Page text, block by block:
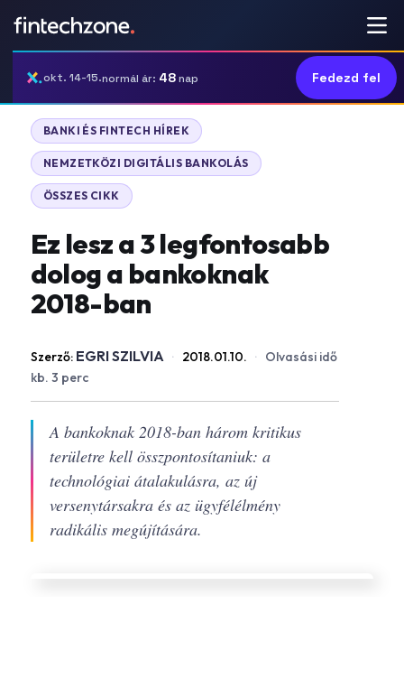
okt. 14-15.normál ár: 48nap Fedezd fel
BANKI ÉS FINTECH HÍREK
NEMZETKÖZI DIGITÁLIS BANKOLÁS
ÖSSZES CIKK
Ez lesz a 3 legfontosabb
dolog a bankoknak
2018-ban
Szerző: EGRI SZILVIA · 2018.01.10. · Olvasási idő
kb. 3 perc
A bankoknak 2018-ban három kritikus
területre kell összpontosítaniuk: a
technológiai átalakulásra, az új
versenytársakra és az ügyfélélmény
radikális megújítására.